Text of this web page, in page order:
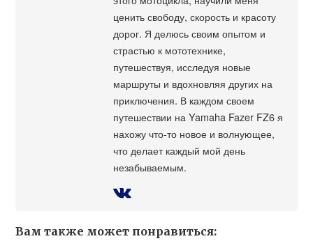
ценить свободу, скорость и красоту
дорог. Я делюсь своим опытом и
страстью к мототехнике,
путешествуя, исследуя новые
маршруты и вдохновляя других на
приключения. В каждом своем
путешествии на Yamaha Fazer FZ6 я
нахожу что-то новое и волнующее,
что делает каждый мой день
незабываемым.
Вам также может понравиться: